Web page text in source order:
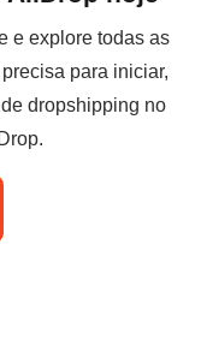
e explore todas as
para iniciar,
dropshipping no